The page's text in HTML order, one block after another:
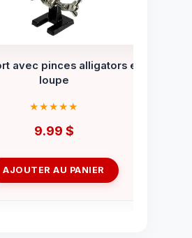
avec pinces alligators et
loupe
9.99 $
AJOUTER AU PANIER